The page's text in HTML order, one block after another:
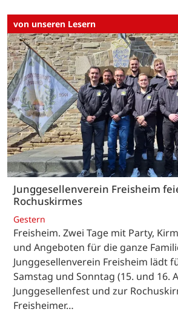
von unseren Lesern
Junggesellenverein Freisheim
Rochuskirmes
Gestern
Freisheim. Zwei Tage mit Party,
und Angeboten für die ganze
Junggesellenverein Freisheim lädt
Samstag und Sonntag (15. und 16.
Junggesellenfest und zur
Freisheimer…